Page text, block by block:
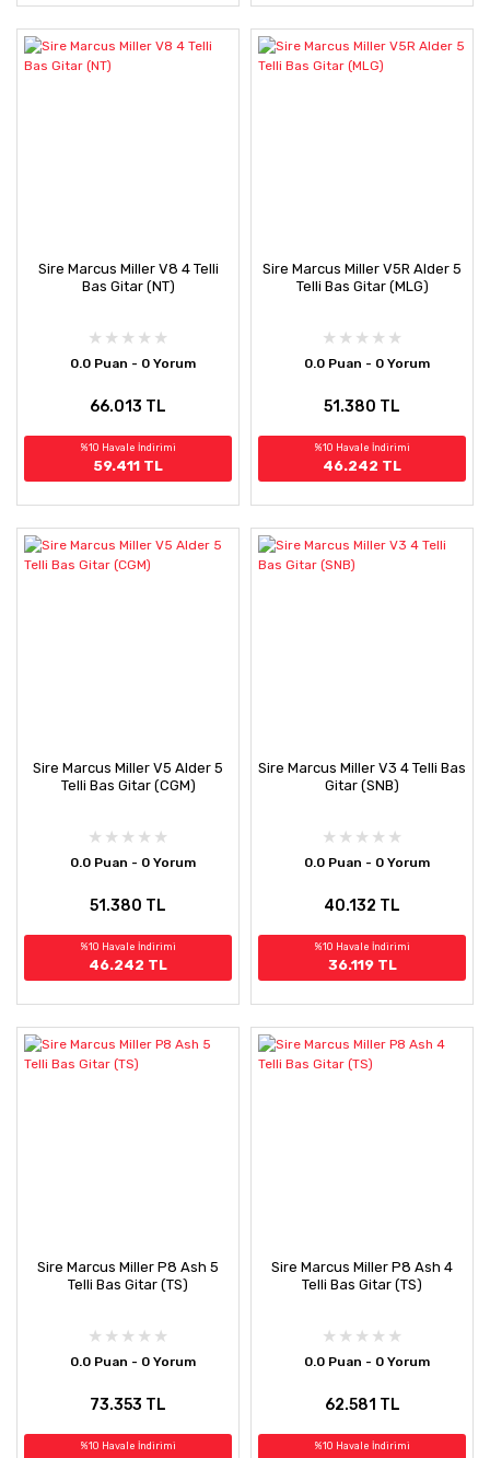
Sire Marcus Miller V8 4 Telli
Bas Gitar (NT)
0.0 Puan - 0 Yorum
66.013 TL
%10 Havale İndirimi
59.411 TL
Sire Marcus Miller V5R Alder 5
Telli Bas Gitar (MLG)
0.0 Puan - 0 Yorum
51.380 TL
%10 Havale İndirimi
46.242 TL
Sire Marcus Miller V5 Alder 5
Telli Bas Gitar (CGM)
0.0 Puan - 0 Yorum
51.380 TL
%10 Havale İndirimi
46.242 TL
Sire Marcus Miller V3 4 Telli Bas
Gitar (SNB)
0.0 Puan - 0 Yorum
40.132 TL
%10 Havale İndirimi
36.119 TL
Sire Marcus Miller P8 Ash 5
Telli Bas Gitar (TS)
0.0 Puan - 0 Yorum
73.353 TL
%10 Havale İndirimi
Sire Marcus Miller P8 Ash 4
Telli Bas Gitar (TS)
0.0 Puan - 0 Yorum
62.581 TL
%10 Havale İndirimi